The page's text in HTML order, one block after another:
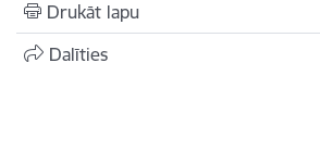
Drukāt lapu
Dalīties